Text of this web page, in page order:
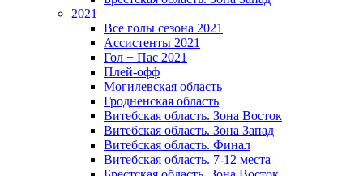
2021
Все голы сезона 2021
Ассистенты 2021
Гол + Пас 2021
Плей-офф
Могилевская область
Гродненская область
Витебская область. Зона Восток
Витебская область. Зона Запад
Витебская область. Финал
Витебская область. 7-12 места